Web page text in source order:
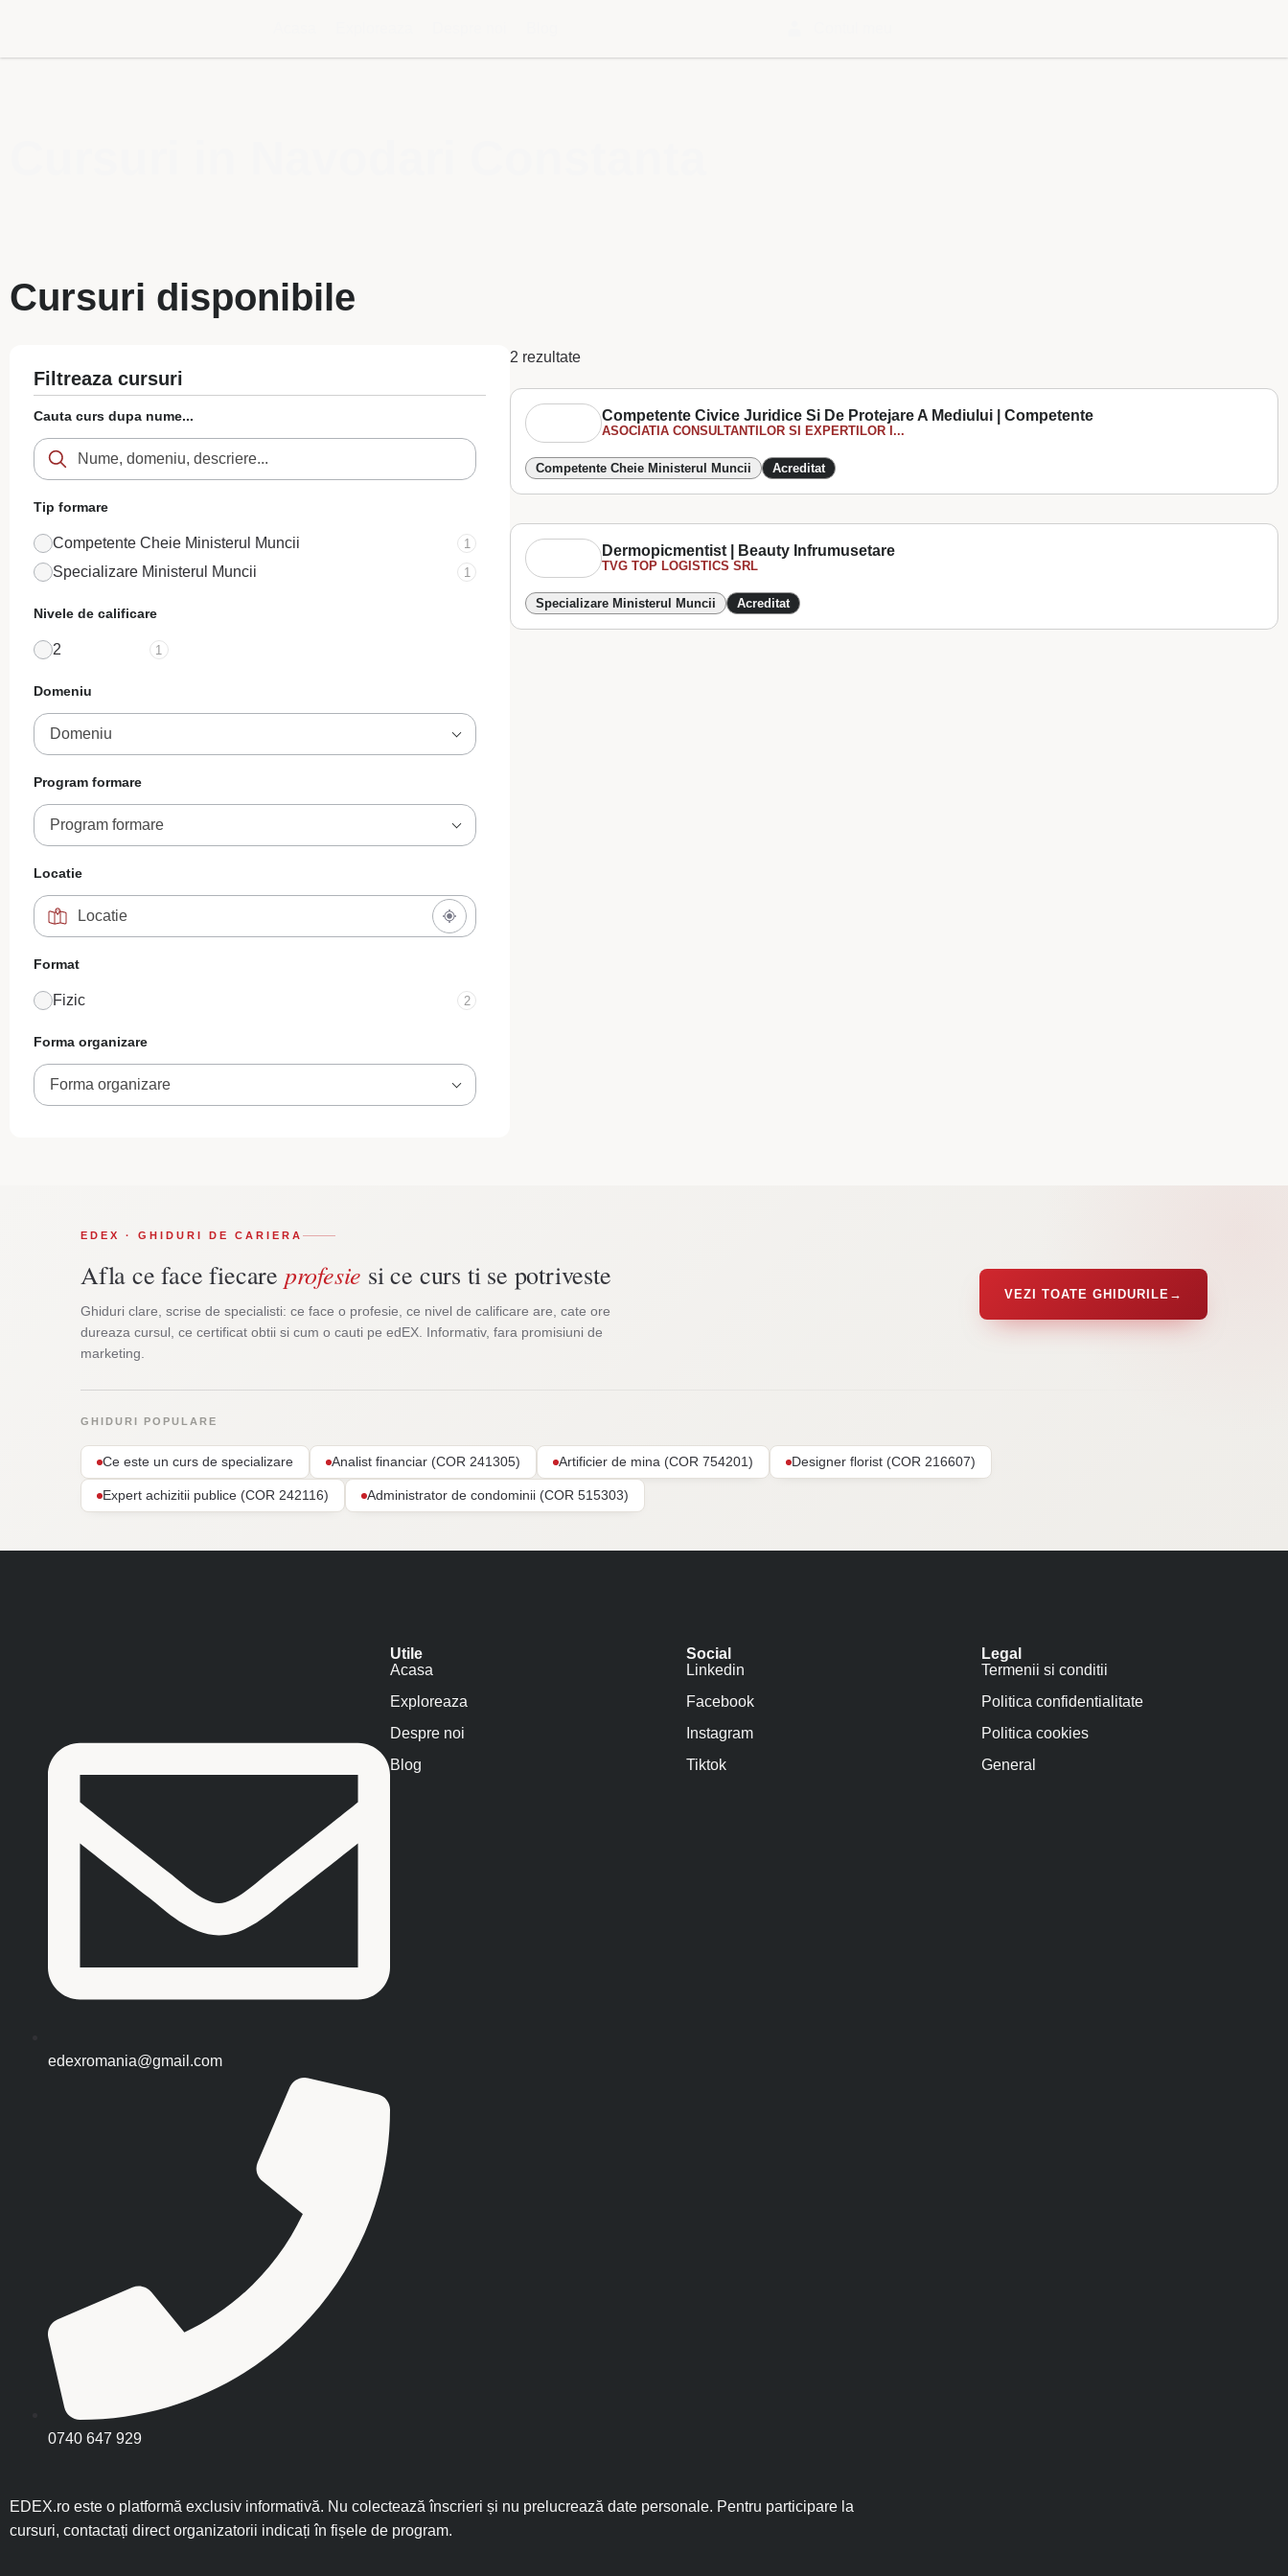
Cursuri disponibile
Filtreaza cursuri
Cauta curs dupa nume...
Tip formare
Competente Cheie Ministerul Muncii 1
Specializare Ministerul Muncii 1
Nivele de calificare
2 1
Domeniu
Domeniu
Program formare
Program formare
Locatie
Format
Fizic 2
Forma organizare
Forma organizare
2 rezultate
Competente Civice Juridice Si De Protejare A Mediului | Competente
ASOCIATIA CONSULTANTILOR SI EXPERTILOR I...
Competente Cheie Ministerul Muncii Acreditat
Dermopicmentist | Beauty Infrumusetare
TVG TOP LOGISTICS SRL
Specializare Ministerul Muncii Acreditat
EDEX · GHIDURI DE CARIERA
Afla ce face fiecare profesie si ce curs ti se potriveste
Ghiduri clare, scrise de specialisti: ce face o profesie, ce nivel de calificare are, cate ore
dureaza cursul, ce certificat obtii si cum o cauti pe edEX. Informativ, fara promisiuni de
marketing.
VEZI TOATE GHIDURILE →
GHIDURI POPULARE
Ce este un curs de specializare Analist financiar (COR 241305) Artificier de mina (COR 754201) Designer florist (COR 216607)
Expert achizitii publice (COR 242116) Administrator de condominii (COR 515303)
edexromania@gmail.com
0740 647 929
Utile
Acasa
Exploreaza
Despre noi
Blog
Social
Linkedin
Facebook
Instagram
Tiktok
Legal
Termenii si conditii
Politica confidentialitate
Politica cookies
General
EDEX.ro este o platformă exclusiv informativă. Nu colectează înscrieri și nu prelucrează date personale. Pentru participare la
cursuri, contactați direct organizatorii indicați în fișele de program.